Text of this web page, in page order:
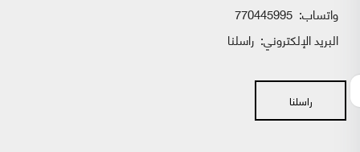
واتساب:
البريد الإلكتروني: راسلنا
راسلنا